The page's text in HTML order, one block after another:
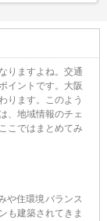
りますよね。交通
イントです。大阪
ります。このよう
、地域情報のチェ
こではまとめてみ
や住環境バランス
も建築されてきま